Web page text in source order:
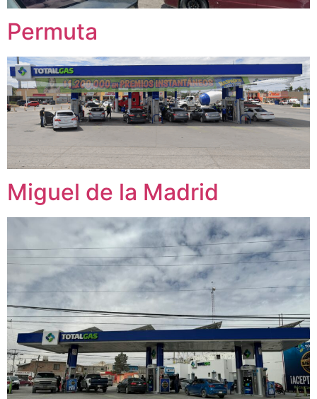
Permuta
Miguel de la Madrid